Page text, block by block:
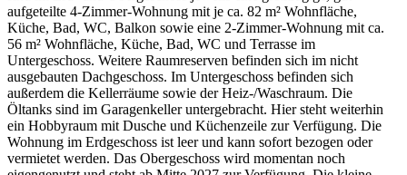
aufgeteilte 4-Zimmer-Wohnung mit je ca. 82 m² Wohnfläche,
Küche, Bad, WC, Balkon sowie eine 2-Zimmer-Wohnung mit ca.
56 m² Wohnfläche, Küche, Bad, WC und Terrasse im
Untergeschoss. Weitere Raumreserven befinden sich im nicht
ausgebauten Dachgeschoss. Im Untergeschoss befinden sich
außerdem die Kellerräume sowie der Heiz-/Waschraum. Die
Öltanks sind im Garagenkeller untergebracht. Hier steht weiterhin
ein Hobbyraum mit Dusche und Küchenzeile zur Verfügung. Die
Wohnung im Erdgeschoss ist leer und kann sofort bezogen oder
vermietet werden. Das Obergeschoss wird momentan noch